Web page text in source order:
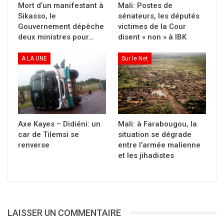
Toutes mes condoléances à sa
famille, dors en paix Maestro 🕊
— Oumou Sangaré
(@OumouSangare)March 24, 2020
«Toute âme goûtera aux affres de la mort, une
réalité incontournable mais qui nous épargne
camerounais avec qui je venais de partager le
Mort d’un manifestant à
Sikasso, le
Gouvernement dépêche
deux ministres pour…
Mali: Postes de
sénateurs, les députés
victimes de la Cour
disent « non » à IBK
A LA UNE
Axe Kayes – Didiéni: un
car de Tilemsi se
renverse
Sur le Net
Mali: à Farabougou, la
situation se dégrade
entre l’armée malienne
et les jihadistes
LAISSER UN COMMENTAIRE